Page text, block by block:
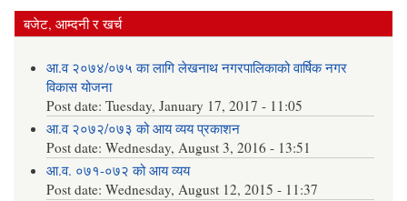
बजेट, आम्दनी र खर्च
आ.व २०७४/०७५ का लागि लेखनाथ नगरपालिकाको वार्षिक नगर
विकास योजना
Post date:Tuesday, January 17, 2017 - 11:05
आ.व २०७२/०७३ को आय व्यय प्रकाशन
Post date:Wednesday, August 3, 2016 - 13:51
आ.व. ०७१-०७२ को आय व्यय
Post date:Wednesday, August 12, 2015 - 11:37